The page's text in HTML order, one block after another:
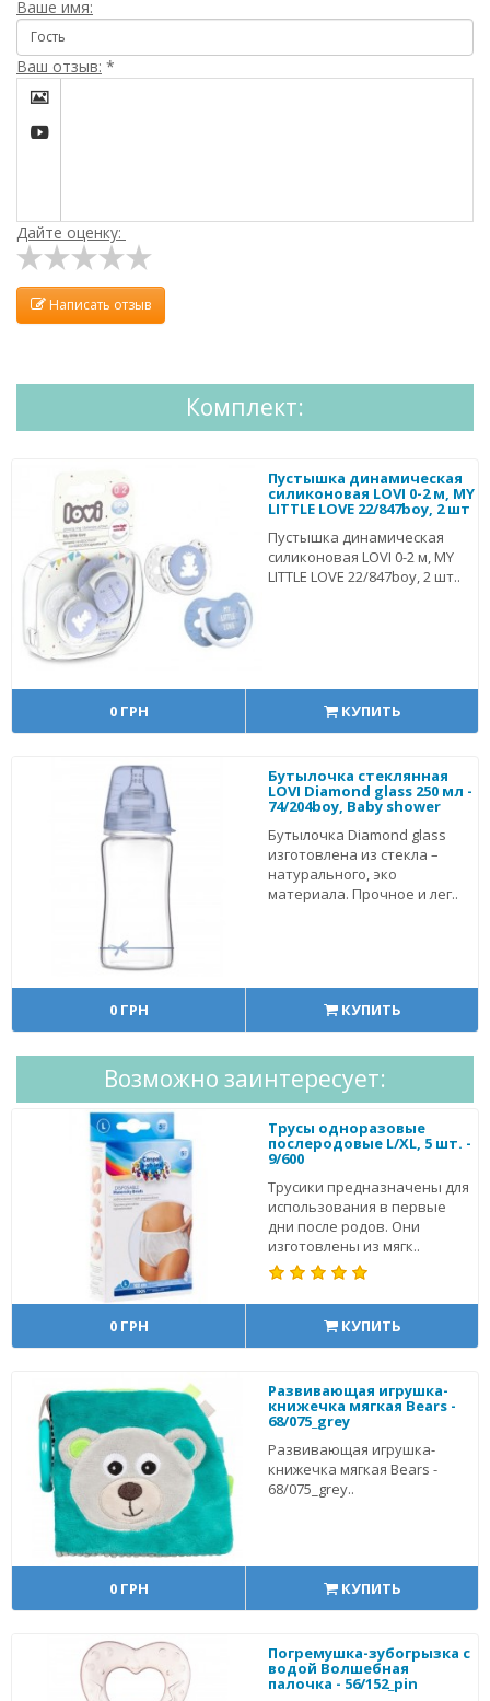
Ваше имя:
Ваш отзыв: *


Дайте оценку:
Написать отзыв
Комплект:
Пустышка динамическая
силиконовая LOVI 0-2 м, MY
LITTLE LOVE 22/847boy, 2 шт
Пустышка динамическая
силиконовая LOVI 0-2 м, MY
LITTLE LOVE 22/847boy, 2 шт..
0 ГРН КУПИТЬ
Бутылочка стеклянная
LOVI Diamond glass 250 мл -
74/204boy, Baby shower
Бутылочка Diamond glass
изготовлена из стекла –
натурального, эко
материала. Прочное и лег..
0 ГРН КУПИТЬ
Возможно заинтересует:
Трусы одноразовые
послеродовые L/XL, 5 шт. -
9/600
Трусики предназначены для
использования в первые
дни после родов. Они
изготовлены из мягк..
0 ГРН КУПИТЬ
Развивающая игрушка-
книжечка мягкая Bears -
68/075_grey
Развивающая игрушка-
книжечка мягкая Bears -
68/075_grey..
0 ГРН КУПИТЬ
Погремушка-зубогрызка с
водой Волшебная
палочка - 56/152_pin